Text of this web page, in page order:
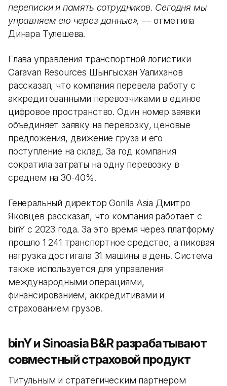
переписки и память сотрудников. Сегодня мы
управляем ею через данные», — отметила
Динара Тулешева.
Глава управления транспортной логистики
Caravan Resources Шынгысхан Уалиханов
рассказал, что компания перевела работу с
аккредитованными перевозчиками в единое
цифровое пространство. Один номер заявки
объединяет заявку на перевозку, ценовые
предложения, движение груза и его
поступление на склад. За год компания
сократила затраты на одну перевозку в
среднем на 30-40%.
Генеральный директор Gorilla Asia Дмитро
Яковцев рассказал, что компания работает с
binY с 2023 года. За это время через платформу
прошло 1 241 транспортное средство, а пиковая
нагрузка достигала 31 машины в день. Система
также используется для управления
международными операциями,
финансированием, аккредитивами и
страхованием грузов.
binY и Sinoasia B&R разрабатывают
совместный страховой продукт
Титульным и стратегическим партнером